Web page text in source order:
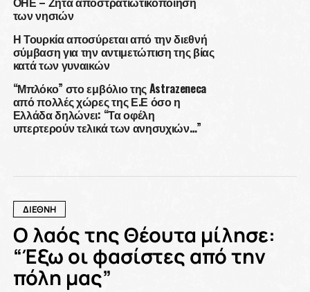
των νησιών
Η Τουρκία αποσύρεται από την διεθνή
σύμβαση για την αντιμετώπιση της βίας
κατά των γυναικών
“Μπλόκο” στο εμβόλιο της Astrazeneca
από πολλές χώρες της Ε.Ε όσο η
Ελλάδα δηλώνει: “Τα οφέλη
υπερτερούν τελικά των ανησυχιών…”
ΔΙΕΘΝΗ
Ο λαός της Θέουτα μίλησε:
“Έξω οι φασίστες από την
πόλη μας”